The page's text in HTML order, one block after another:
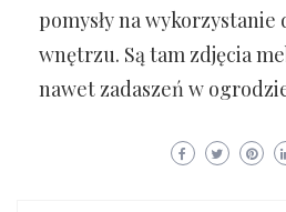
pomysły na
wnętrzu. Są tam zdjęcia
nawet zadaszeń w